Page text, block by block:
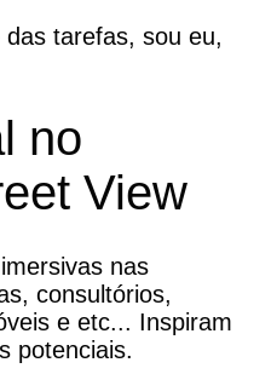
tarefas, sou eu,
no
View
nas
consultórios,
e etc... Inspiram
potenciais.